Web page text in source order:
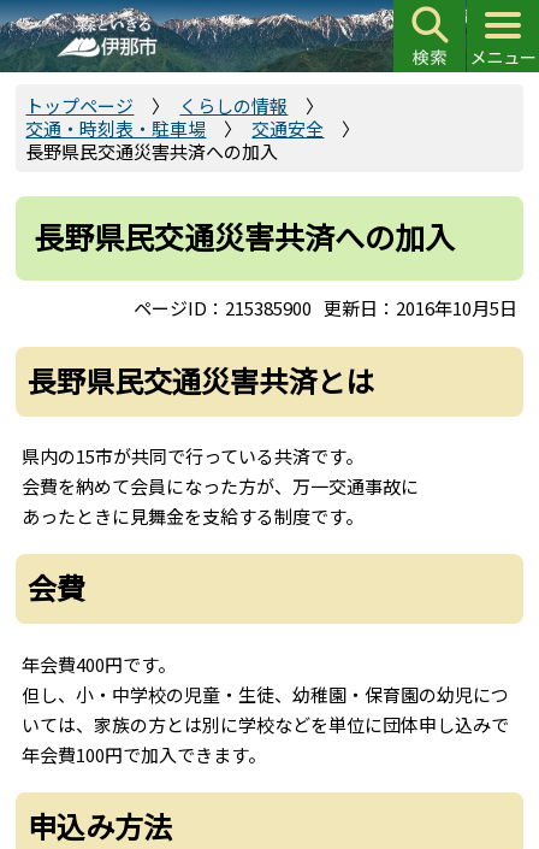
こ
の
ペ
先
トップページ
くらしの情報
交通・時刻表・駐車場
交通安全
長野県民交通災害共済への加入
長野県民交通災害共済への加入
ページID：215385900 更新日：2016年10月5日
長野県民交通災害共済とは
県内の15市が共同で行っている共済です。
会費を納めて会員になった方が、万一交通事故に
あったときに見舞金を支給する制度です。
会費
年会費400円です。
但し、小・中学校の児童・生徒、幼稚園・保育園の幼児につ
いては、家族の方とは別に学校などを単位に団体申し込みで
年会費100円で加入できます。
申込み方法